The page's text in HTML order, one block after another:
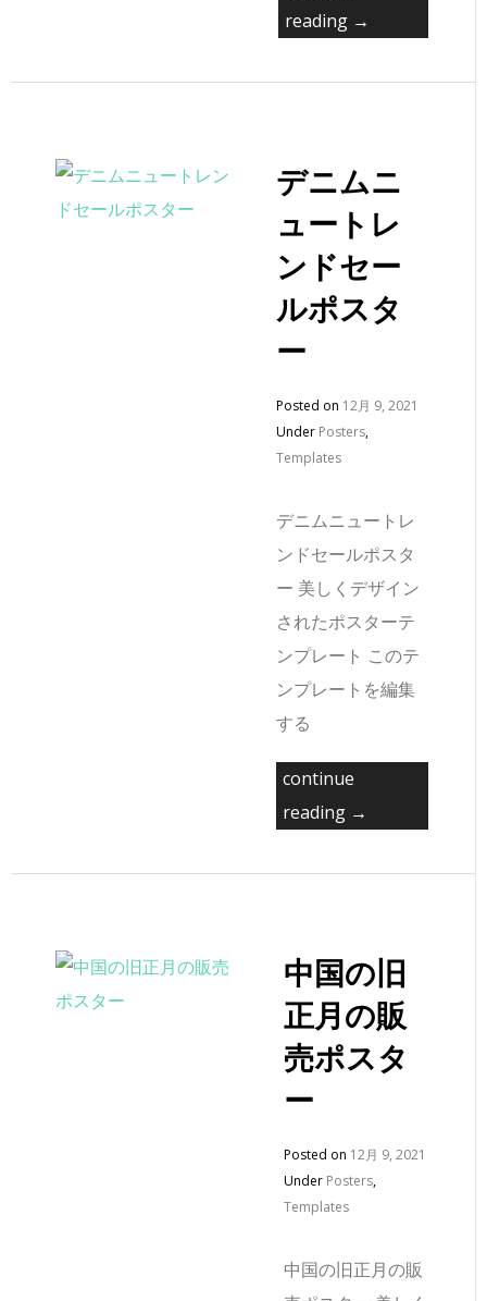
reading →
デニムニ
ュートレ
ンドセー
ルポスタ
ー
Posted on 12月 9, 2021
Under Posters,
Templates
デニムニュートレ
ンドセールポスタ
ー 美しくデザイン
されたポスターテ
ンプレート このテ
ンプレートを編集
する
continue
reading →
中国の旧
正月の販
売ポスタ
ー
Posted on 12月 9, 2021
Under Posters,
Templates
中国の旧正月の販